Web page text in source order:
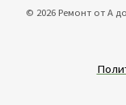
© 2026 Ремонт от А